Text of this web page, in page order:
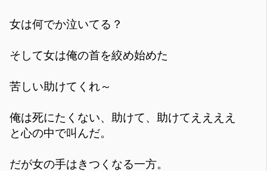
女は何でか泣いてる？
そして女は俺の首を絞め始めた
苦しい助けてくれ～
俺は死にたくない、助けて、助けてええええ
と心の中で叫んだ。
だが女の手はきつくなる一方。